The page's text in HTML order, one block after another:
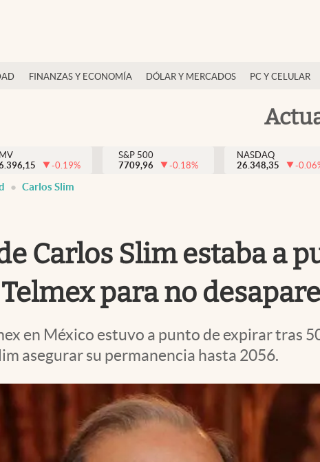
FINANZAS Y ECONOMÍA DÓLAR Y MERCADOS PC Y CELULAR
-0.19%
S&P 500
7709,96
-0.18%
NASDAQ
26.348,35
-0.06
Carlos Slim
Carlos Slim estaba a
para no
en México estuvo a punto de expirar tras
asegurar su permanencia hasta 2056.